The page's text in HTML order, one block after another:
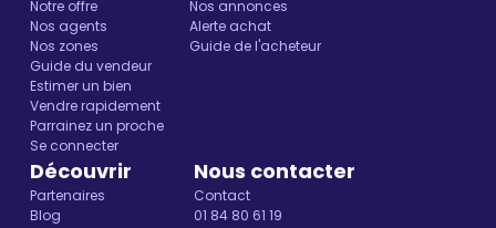
Notre offre
Nos agents
Nos zones
Guide du vendeur
Estimer un bien
Vendre rapidement
Parrainez un proche
Se connecter
Nos annonces
Alerte achat
Guide de l'acheteur
Découvrir
Partenaires
Blog
Nous contacter
Contact
01 84 80 61 19